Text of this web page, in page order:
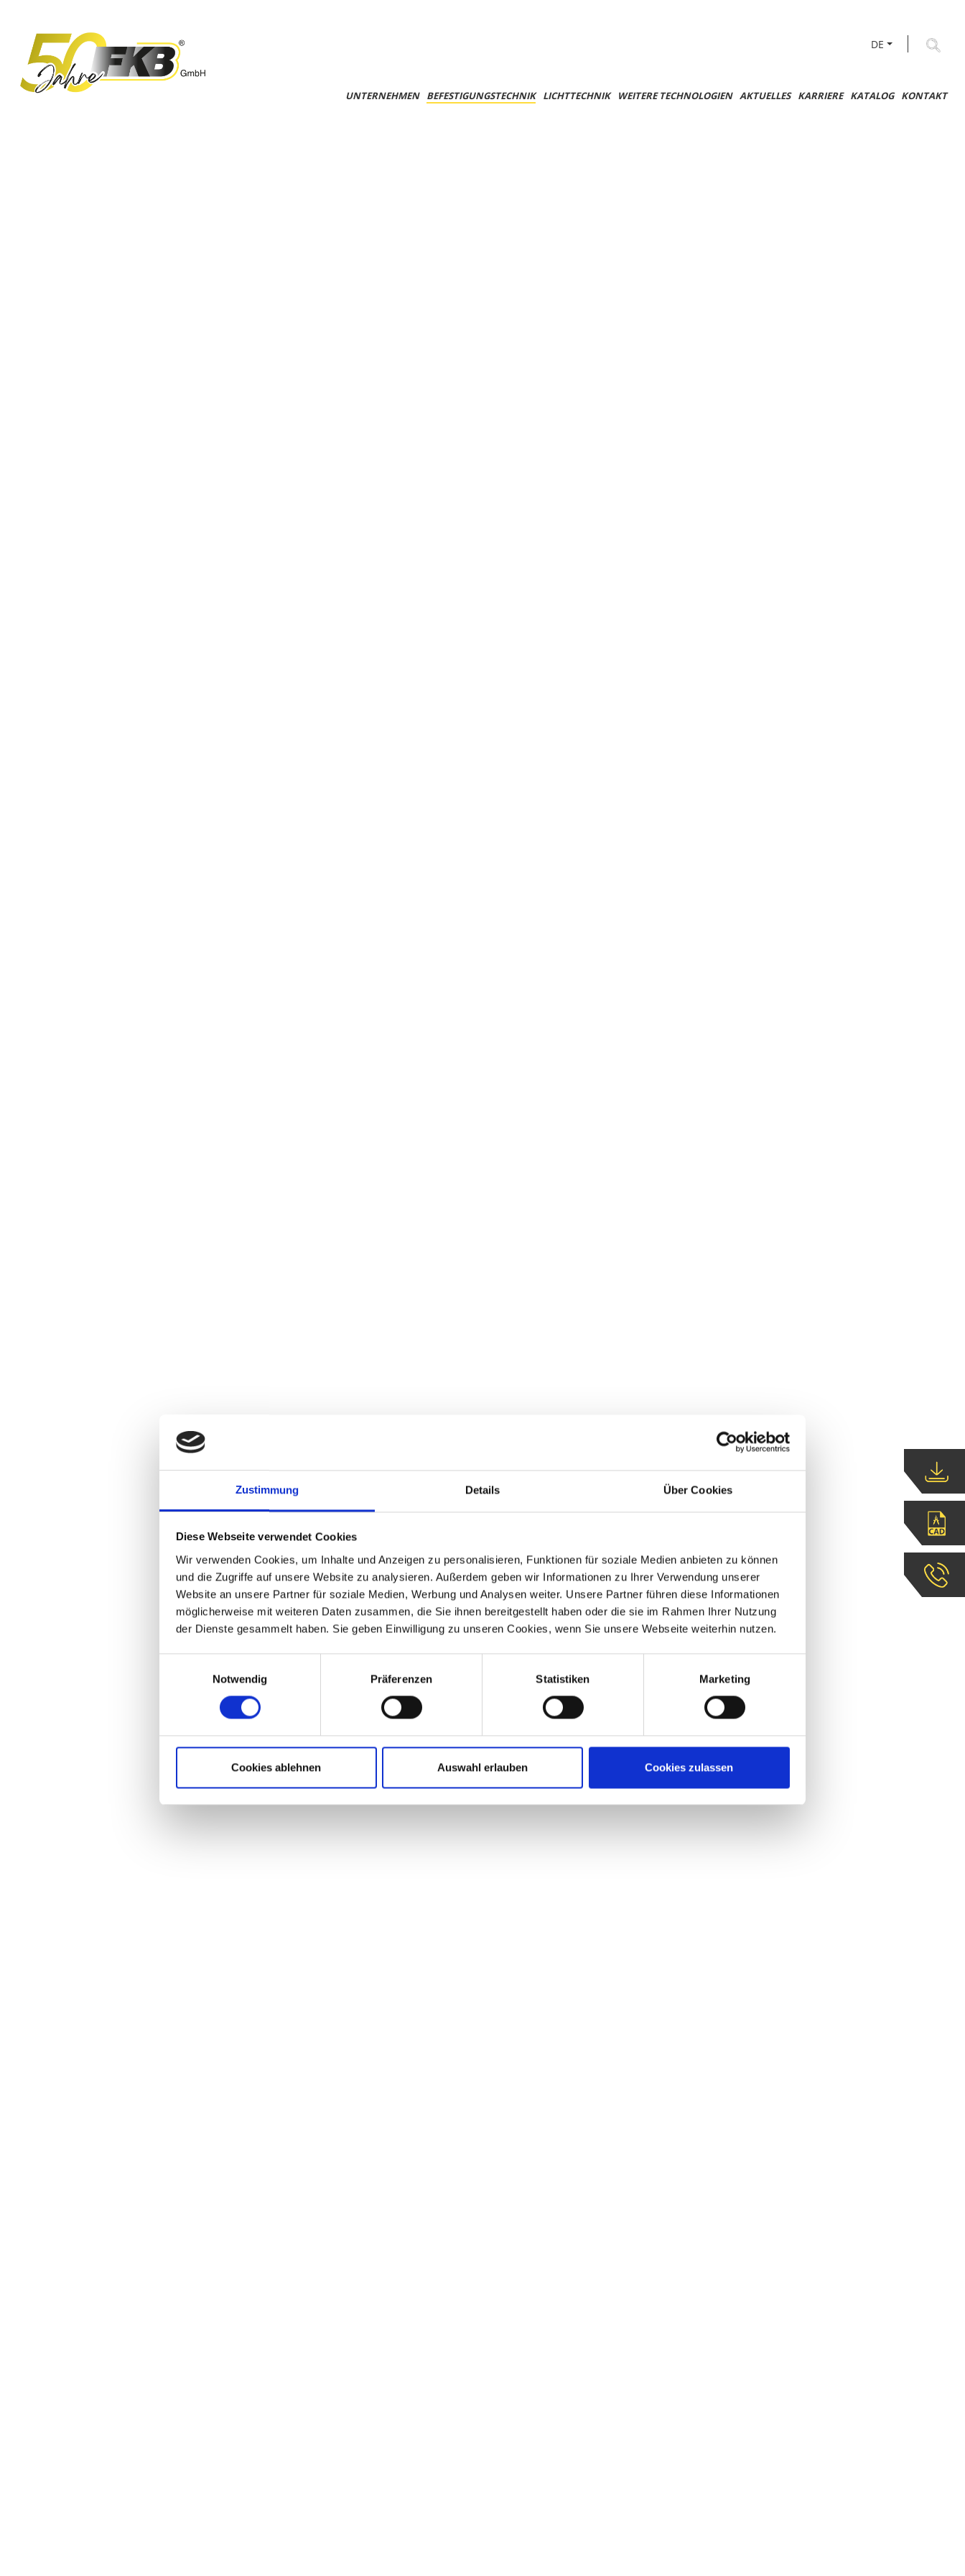
Zustimmung Details Über Cookies
Diese Webseite verwendet Cookies
Wir verwenden Cookies, um Inhalte und Anzeigen zu personalisieren, Funktionen für soziale Medien anbieten zu können
und die Zugriffe auf unsere Website zu analysieren. Außerdem geben wir Informationen zu Ihrer Verwendung unserer
Website an unsere Partner für soziale Medien, Werbung und Analysen weiter. Unsere Partner führen diese Informationen
möglicherweise mit weiteren Daten zusammen, die Sie ihnen bereitgestellt haben oder die sie im Rahmen Ihrer Nutzung
der Dienste gesammelt haben. Sie geben Einwilligung zu unseren Cookies, wenn Sie unsere Webseite weiterhin nutzen.
Notwendig
Präferenzen Statistiken Marketing
Cookies ablehnen Auswahl erlauben Cookies zulassen
DE
UNTERNEHMEN BEFESTIGUNGSTECHNIK LICHTTECHNIK WEITERE TECHNOLOGIEN AKTUELLES KARRIERE KATALOG KONTAKT